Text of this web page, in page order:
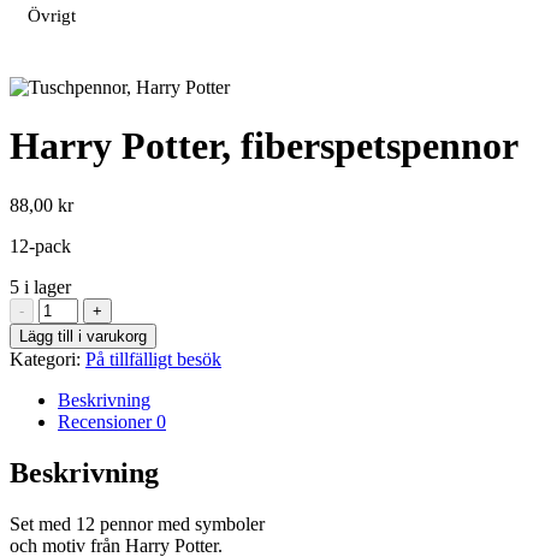
Övrigt
Harry Potter, fiberspetspennor
88,00 kr
12-pack
5 i lager
-
Harry
Potter,
fiberspetspennor
mängd
+
Lägg till i varukorg
Kategori: På tillfälligt besök
Beskrivning
Recensioner0
Beskrivning
Set med 12 pennor med symboler
och motiv från Harry Potter.